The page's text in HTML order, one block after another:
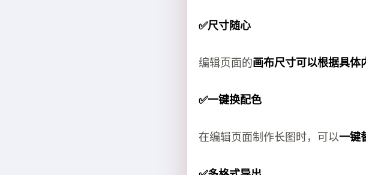
✅尺寸随心
编辑页面的画布尺寸可以根据具体
✅一键换配色
在编辑页面制作长图时，可以一键